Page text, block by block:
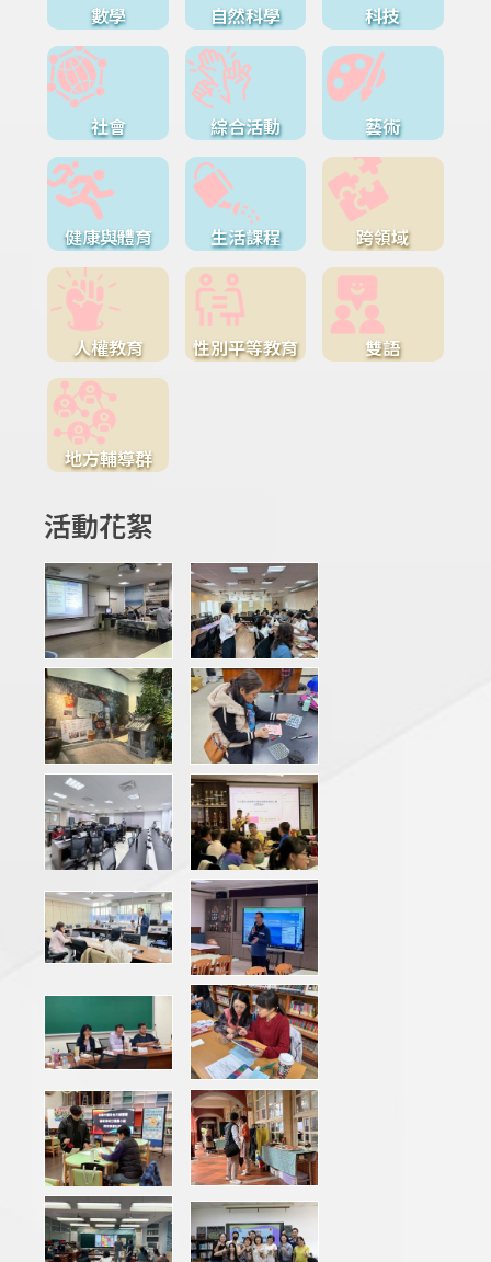
數學 自然科學 科技
社會 綜合活動 藝術
健康與體育 生活課程 跨領域
人權教育 性別平等教育 雙語
地方輔導群
活動花絮